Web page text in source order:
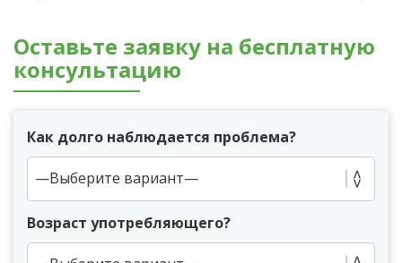
Оставьте заявку на бесплатную
консультацию
Как долго наблюдается проблема?
Возраст употребляющего?